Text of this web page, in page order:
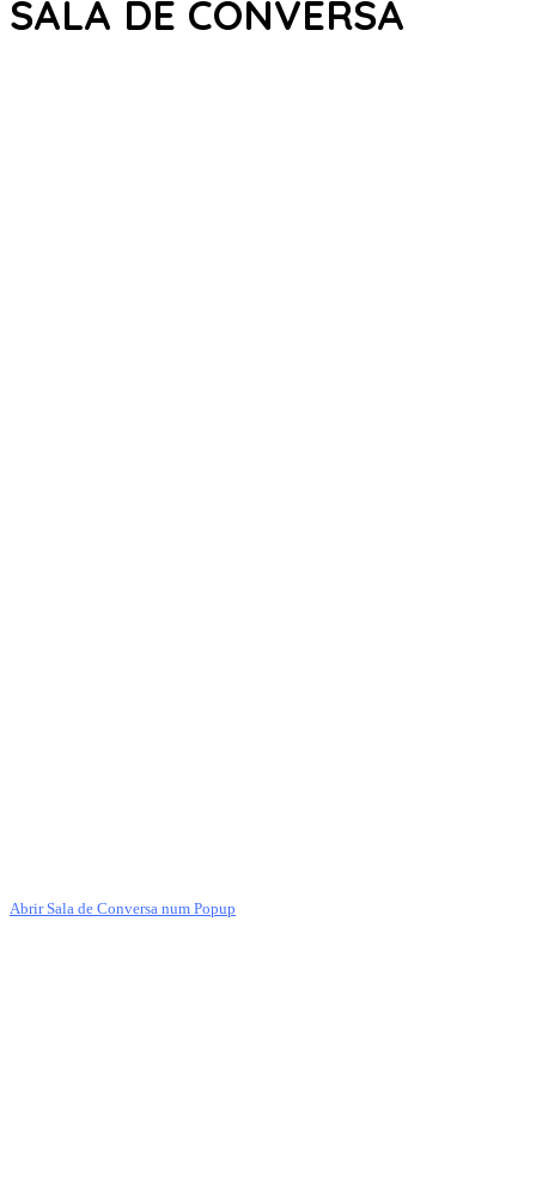
SALA DE CONVERSA
Abrir Sala de Conversa num Popup